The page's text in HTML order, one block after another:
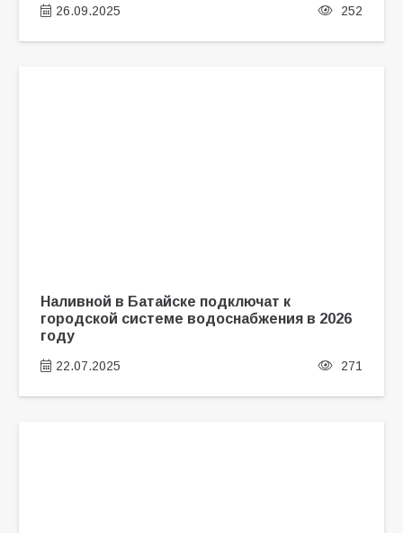
26.09.2025 252
Наливной в Батайске подключат к
городской системе водоснабжения в 2026
году
22.07.2025 271